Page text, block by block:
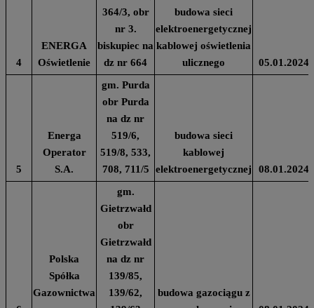
4
ENERGA
Oświetlenie
364/3, obr
nr 3.
biskupiec na
dz nr 664
budowa sieci
elektroenergetycznej
kablowej oświetlenia
ulicznego
05.01.2024
5
Energa
Operator
S.A.
gm. Purda
obr Purda
na dz nr
519/6,
519/8, 533,
708, 711/5
budowa sieci
kablowej
elektroenergetycznej
08.01.2024
Polska
Spółka
Gazownictwa
gm.
Gietrzwałd
obr
Gietrzwałd
na dz nr
139/85,
139/62,
budowa gazociągu z